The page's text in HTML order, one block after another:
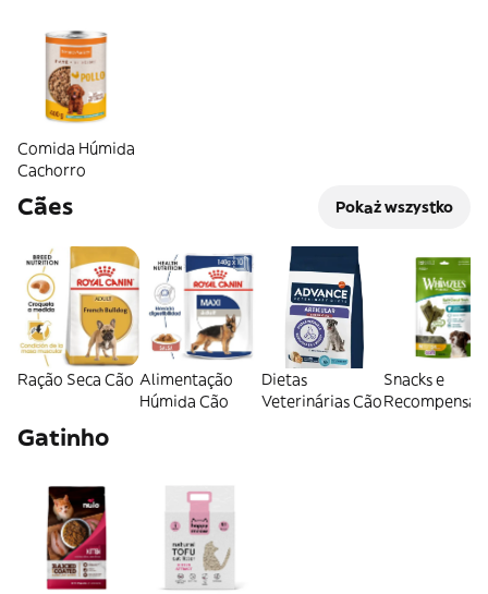
Comida Húmida
Cachorro
Cães Pokaż wszystko
Ração Seca Cão Alimentação
Húmida Cão
Dietas
Veterinárias Cão
Snacks e
Recompensas
Gatinho